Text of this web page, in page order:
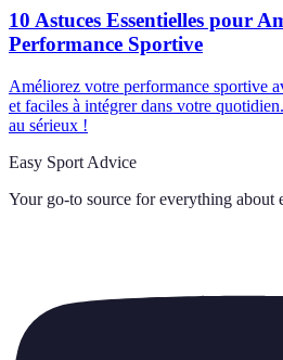
10 Astuces Essentielles pour
Performance Sportive
Améliorez votre performance sportive
et faciles à intégrer dans votre
au sérieux !
Easy Sport Advice
Your go-to source for everything about